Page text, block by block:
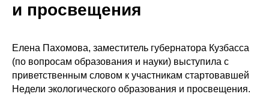
и просвещения
Елена Пахомова, заместитель губернатора Кузбасса
(по вопросам образования и науки) выступила с
приветственным словом к участникам стартовавшей
Недели экологического образования и просвещения.